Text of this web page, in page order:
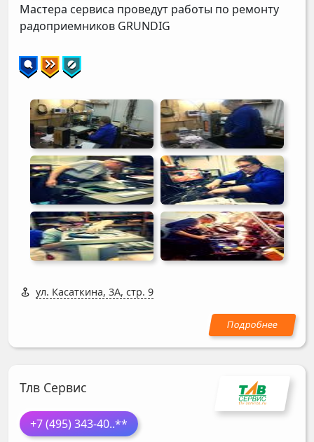
Мастера сервиса проведут работы по ремонту
радоприемников GRUNDIG
ул. Касаткина, 3А, стр. 9
Тлв Сервис
+7 (495) 343-40..**